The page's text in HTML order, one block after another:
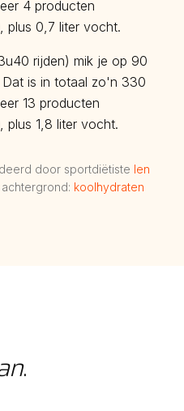
4 producten
plus 0,7 liter vocht.
rijden) mik je op 90
is in totaal zo'n 330
13 producten
plus 1,8 liter vocht.
door sportdiëtiste Ien
koolhydraten
.